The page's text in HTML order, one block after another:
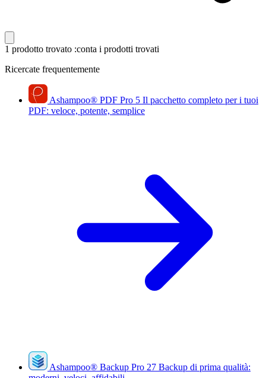
1 prodotto trovato :conta i prodotti trovati
Ricercate frequentemente
Ashampoo® PDF Pro 5 Il pacchetto completo per i tuoi
PDF: veloce, potente, semplice
Ashampoo® Backup Pro 27 Backup di prima qualità: